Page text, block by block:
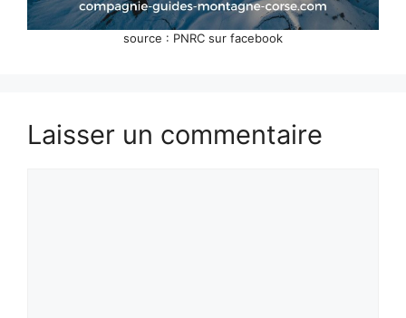
source : PNRC sur facebook
Laisser un commentaire